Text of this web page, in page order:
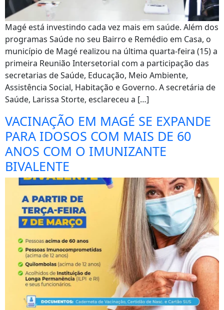
Magé está investindo cada vez mais em saúde. Além dos
programas Saúde no seu Bairro e Remédio em Casa, o
município de Magé realizou na última quarta-feira (15) a
primeira Reunião Intersetorial com a participação das
secretarias de Saúde, Educação, Meio Ambiente,
Assistência Social, Habitação e Governo. A secretária de
Saúde, Larissa Storte, esclareceu a […]
VACINAÇÃO EM MAGÉ SE EXPANDE
PARA IDOSOS COM MAIS DE 60
ANOS COM O IMUNIZANTE
BIVALENTE